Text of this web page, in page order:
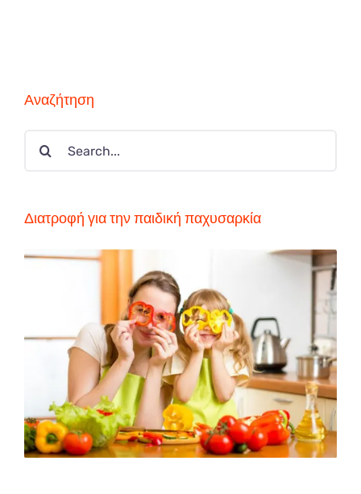
Αναζήτηση
Search
Διατροφή για την παιδική παχυσαρκία